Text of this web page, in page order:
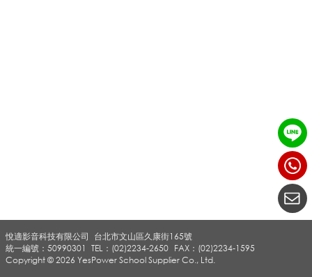
_
悅適影音科技有限公司
TEL：(02)2234-2650 FAX：(02)2234-1595
台北市文山區久康街165號
統一編號：50990301
Copyright © 2026 YesPower School Supplier Co., Ltd.